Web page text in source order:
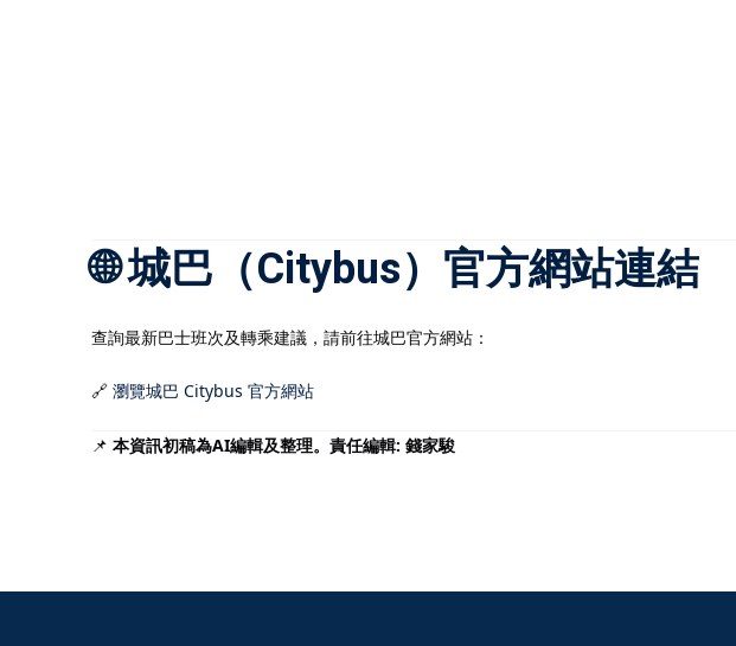
🌐 城巴（Citybus）官方網站連結
查詢最新巴士班次及轉乘建議，請前往城巴官方網站：
🔗 瀏覽城巴 Citybus 官方網站
📌 本資訊初稿為AI編輯及整理。責任編輯: 錢家駿